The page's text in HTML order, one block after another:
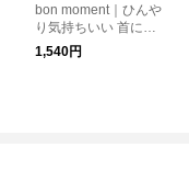
bon moment｜ひんや
り気持ちいい 首に巻
ける 冷感タオルハン
カチ
1,540円